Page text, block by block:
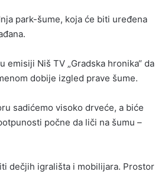
park-šume, koja će biti uređena
emisiji Niš TV „Gradska hronika“ da
dobije izgled prave šume.
sadićemo visoko drveće, a biće
počne da liči na šumu –
dečjih igrališta i mobilijara. Prostor